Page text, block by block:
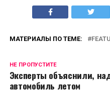
МАТЕРИАЛЫ ПО ТЕМЕ:
НЕ ПРОПУСТИТЕ
Эксперты объяснили,
автомобиль летом